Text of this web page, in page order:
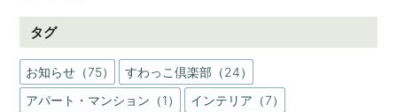
タグ
お知らせ（75）
すわっこ倶楽部（24）
アパート・マンション（1）
インテリア（7）